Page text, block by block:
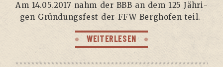
Am 14.05.2017 nahm der BBB an dem 125 Jäh­ri­
gen Grün­dungs­fest der FFW Berg­ho­fen teil.
WEITERLESEN